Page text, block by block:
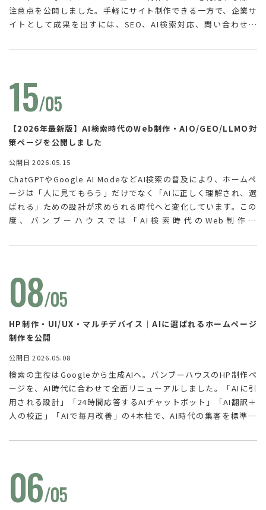
注意点を公開しました。手軽にサイト制作できる一方で、企業サ
イトとして成果を出すには、SEO、AI検索対応、問い合わせ導
す。
15/05
【2026年最新版】AI検索時代のWeb制作・AIO/GEO/LLMO対
策ページを公開しました
公開日 2026.05.15
ChatGPTやGoogle AI ModeなどAI検索の普及により、ホームペ
ージは「人に見てもらう」だけでなく「AIに正しく理解され、選
ばれる」ための設計が求められる時代へと変化しています。この
度、バンブーハウスでは「AI検索時代のWeb制作・
自社サイトを案内する「llms.txt」の仕組み、AI検索広告やAIシ
ージの制作・リニューアルをご検討中の方は、ぜひご覧くださ
い。
08/05
HP制作・UI/UX・マルチデバイス｜AIに選ばれるホームページ
制作を公開
公開日 2026.05.08
検索の主役はGoogleから生成AIへ。バンブーハウスのHP制作ペ
ージを、AI時代に合わせて全面リニューアルしました。「AIに引
用される設計」「24時間応答するAIチャットボット」「AI翻訳＋
人の校正」「AIで毎月改善」の4本柱で、AI時代の集客を標準装
UIで、誰もが迷わず使えるサイト体験を実現します。30〜500万
す。
06/05